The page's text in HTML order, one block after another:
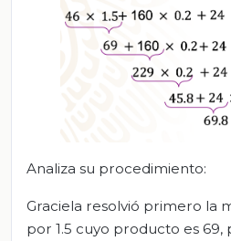
Analiza su procedimiento:
Graciela resolvió primero la
por 1.5 cuyo producto es